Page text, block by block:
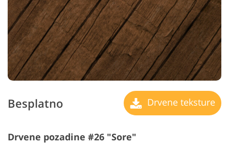
Besplatno Drvene teksture
Drvene pozadine #26 "Sore"